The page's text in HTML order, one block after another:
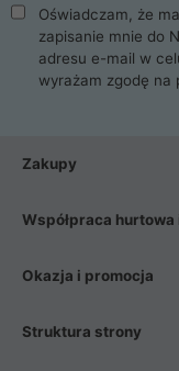
Oświadczam, że
zapisanie mnie do
adresu e-mail w
wyrażam zgodę na
Zakupy
Współpraca hurtowa
Okazja i promocja
Struktura strony